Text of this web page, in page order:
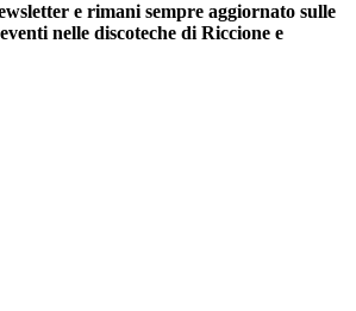
e rimani sempre aggiornato sulle
nelle discoteche di Riccione e